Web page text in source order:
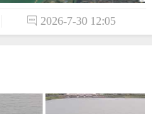
 2026-7-30 12:05